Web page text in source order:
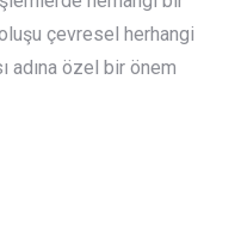
çevresel herhangi
adına özel bir önem